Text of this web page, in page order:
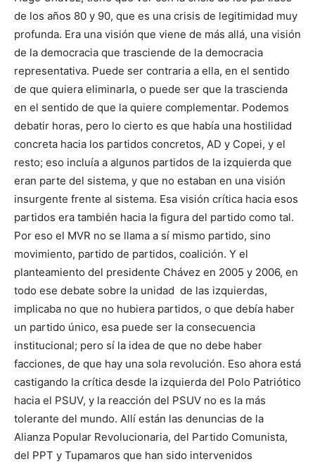
de los años 80 y 90, que es una crisis de legitimidad muy
profunda. Era una visión que viene de más allá, una visión
de la democracia que trasciende de la democracia
representativa. Puede ser contraria a ella, en el sentido
de que quiera eliminarla, o puede ser que la trascienda
en el sentido de que la quiere complementar. Podemos
debatir horas, pero lo cierto es que había una hostilidad
concreta hacia los partidos concretos, AD y Copei, y el
resto; eso incluía a algunos partidos de la izquierda que
eran parte del sistema, y que no estaban en una visión
insurgente frente al sistema. Esa visión crítica hacia esos
partidos era también hacia la figura del partido como tal.
Por eso el MVR no se llama a sí mismo partido, sino
movimiento, partido de partidos, coalición. Y el
planteamiento del presidente Chávez en 2005 y 2006, en
todo ese debate sobre la unidad de las izquierdas,
implicaba no que no hubiera partidos, o que debía haber
un partido único, esa puede ser la consecuencia
institucional; pero sí la idea de que no debe haber
facciones, de que hay una sola revolución. Eso ahora está
castigando la crítica desde la izquierda del Polo Patriótico
hacia el PSUV, y la reacción del PSUV no es la más
tolerante del mundo. Allí están las denuncias de la
Alianza Popular Revolucionaria, del Partido Comunista,
del PPT y Tupamaros que han sido intervenidos